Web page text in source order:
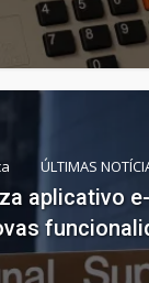
ÚLTIMAS
aplicativo